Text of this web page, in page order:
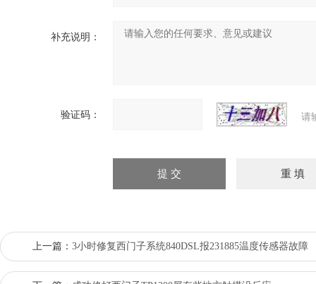
补充说明：
验证码： 请
上一篇： 3小时修复西门子系统840DSL报231885温度传感器故障